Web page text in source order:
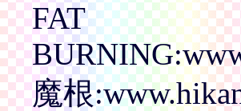
FAT
魔根